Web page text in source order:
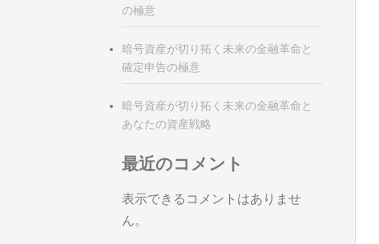
の極意
暗号資産が切り拓く未来の金融革命と
確定申告の極意
暗号資産が切り拓く未来の金融革命と
あなたの資産戦略
最近のコメント
表示できるコメントはありませ
ん。